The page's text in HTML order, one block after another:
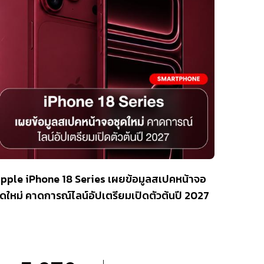
iPhone 18 Series เผยข้อมูลสเปคหน้าจอ
ใหม่ คาดการณ์ไลน์อัปเตรียมเปิดตัวต้นปี 2027